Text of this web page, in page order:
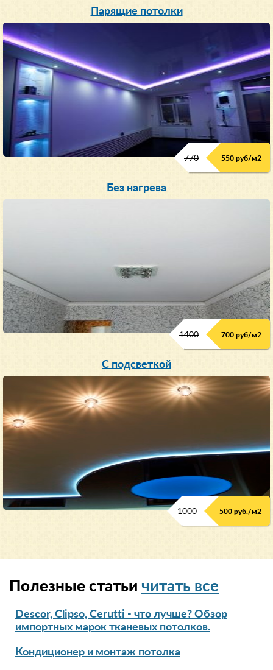
Парящие потолки
770 550 руб/м2
Без нагрева
1400 700 руб/м2
С подсветкой
1000 500 руб./м2
Полезные статьи читать все
Descor, Clipso, Cerutti - что лучше? Обзор
импортных марок тканевых потолков.
Кондиционер и монтаж потолка